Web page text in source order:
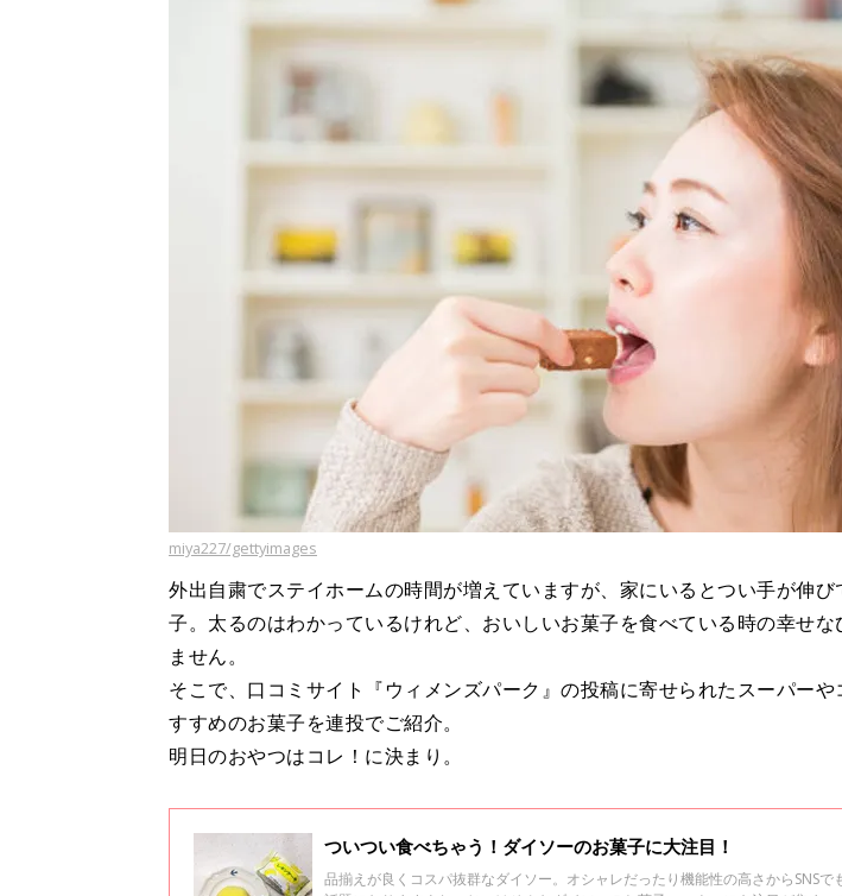
miya227/gettyimages
外出自粛でステイホームの時間が増えていますが、家にいるとつい手が伸
子。太るのはわかっているけれど、おいしいお菓子を食べている時の幸せ
ません。
そこで、口コミサイト『ウィメンズパーク』の投稿に寄せられたスーパー
すすめのお菓子を連投でご紹介。
明日のおやつはコレ！に決まり。
ついつい食べちゃう！ダイソーのお菓子に大注目！
品揃えが良くコスパ抜群なダイソー。オシャレだったり機能性の高さからSNSで